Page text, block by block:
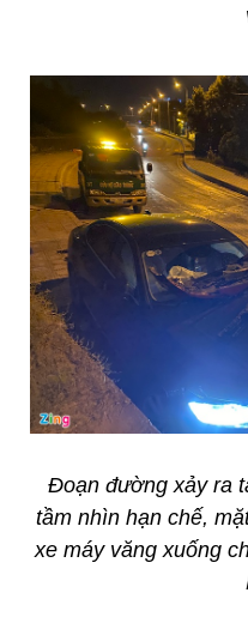
Đoạn đường xảy ra
tầm nhìn hạn chế,
xe máy văng xuống